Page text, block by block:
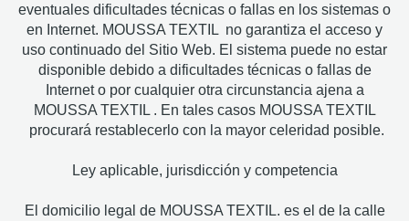
eventuales dificultades técnicas o fallas en los sistemas o
en Internet. MOUSSA TEXTIL no garantiza el acceso y
uso continuado del Sitio Web. El sistema puede no estar
disponible debido a dificultades técnicas o fallas de
Internet o por cualquier otra circunstancia ajena a
MOUSSA TEXTIL . En tales casos MOUSSA TEXTIL
procurará restablecerlo con la mayor celeridad posible.
Ley aplicable, jurisdicción y competencia
El domicilio legal de MOUSSA TEXTIL. es el de la calle